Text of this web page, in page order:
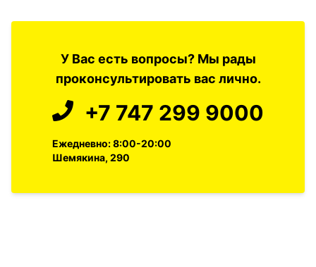
У Вас есть вопросы? Мы рады
проконсультировать вас лично.
+7 747 299 9000
Ежедневно: 8:00-20:00
Шемякина, 290